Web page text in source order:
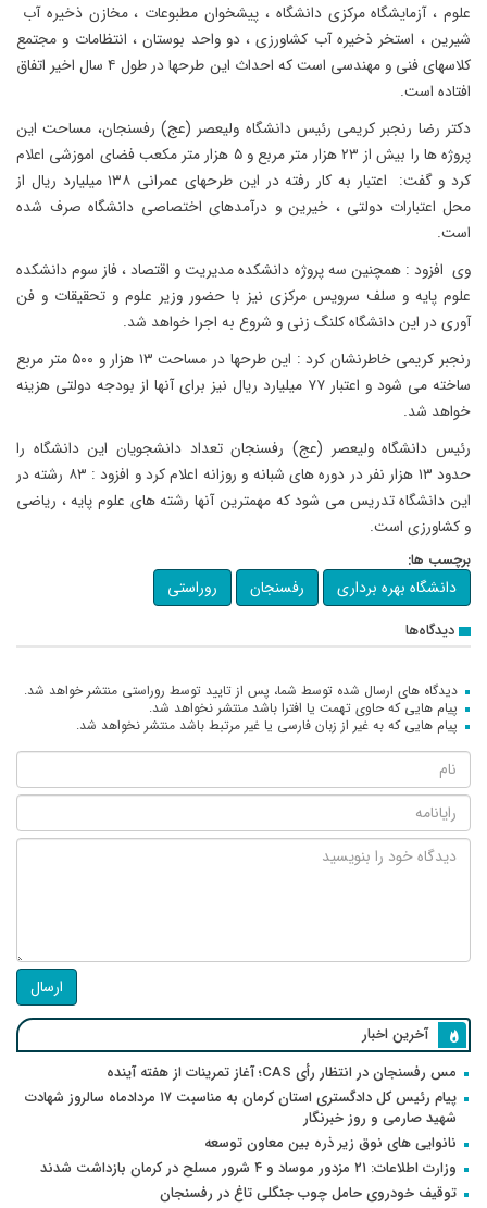
علوم ، آزمایشگاه مرکزی دانشگاه ، پیشخوان مطبوعات ، مخازن ذخیره آب
شیرین ، استخر ذخیره آب کشاورزی ، دو واحد بوستان ، انتظامات و مجتمع
کلاسهای فنی و مهندسی است که احداث این طرحها در طول ۴ سال اخیر اتفاق
افتاده است.
دکتر رضا رنجبر کریمی رئیس دانشگاه ولیعصر (عج) رفسنجان، مساحت این
پروژه ها را بیش از ۲۳ هزار متر مربع و ۵ هزار متر مکعب فضای اموزشی اعلام
کرد و گفت: اعتبار به کار رفته در این طرحهای عمرانی ۱۳۸ میلیارد ریال از
محل اعتبارات دولتی ، خیرین و درآمدهای اختصاصی دانشگاه صرف شده
است.
وی افزود : همچنین سه پروژه دانشکده مدیریت و اقتصاد ، فاز سوم دانشکده
علوم پایه و سلف سرویس مرکزی نیز با حضور وزیر علوم و تحقیقات و فن
آوری در این دانشگاه کلنگ زنی و شروع به اجرا خواهد شد.
رنجبر کریمی خاطرنشان کرد : این طرحها در مساحت ۱۳ هزار و ۵۰۰ متر مربع
ساخته می شود و اعتبار ۷۷ میلیارد ریال نیز برای آنها از بودجه دولتی هزینه
خواهد شد.
رئیس دانشگاه ولیعصر (عج) رفسنجان تعداد دانشجویان این دانشگاه را
حدود ۱۳ هزار نفر در دوره های شبانه و روزانه اعلام کرد و افزود : ۸۳ رشته در
این دانشگاه تدریس می شود که مهمترین آنها رشته های علوم پایه ، ریاضی
و کشاورزی است.
برچسب ها:
دانشگاه بهره برداری رفسنجان روراستی
دیدگاه‌ها
دیدگاه های ارسال شده توسط شما، پس از تایید توسط روراستی منتشر خواهد شد.
پیام هایی که حاوی تهمت یا افترا باشد منتشر نخواهد شد.
پیام هایی که به غیر از زبان فارسی یا غیر مرتبط باشد منتشر نخواهد شد.
ارسال
آخرین اخبار
مس رفسنجان در انتظار رأی CAS؛ آغاز تمرینات از هفته آینده
پیام رئیس کل دادگستری استان کرمان به مناسبت ۱۷ مردادماه سالروز شهادت
شهید صارمی و روز خبرنگار
نانوایی های نوق زیر ذره بین معاون توسعه
وزارت اطلاعات: ۲۱ مزدور موساد و ۴ شرور مسلح در کرمان بازداشت شدند
توقیف خودروی حامل چوب جنگلی تاغ در رفسنجان